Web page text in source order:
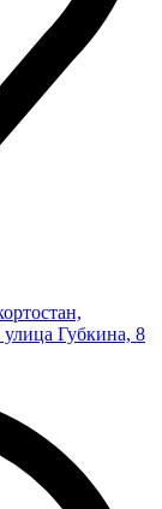
Губкина, 8